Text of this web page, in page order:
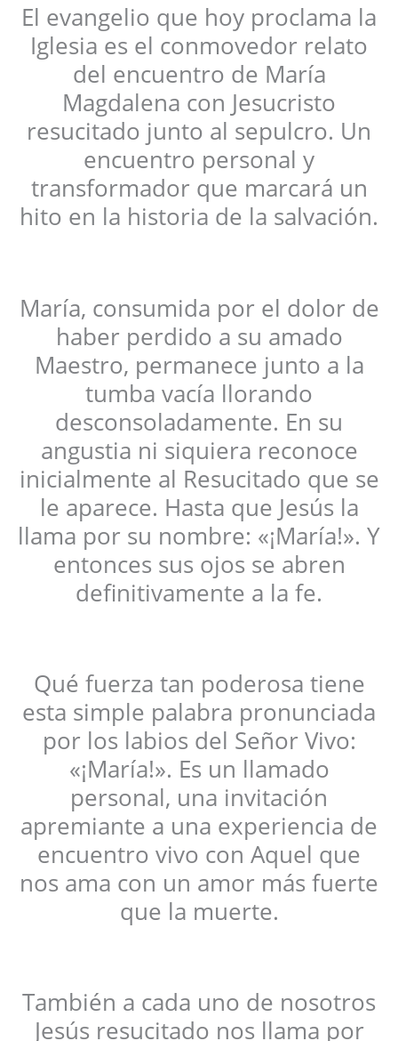
El evangelio que hoy proclama la
Iglesia es el conmovedor relato
del encuentro de María
Magdalena con Jesucristo
resucitado junto al sepulcro. Un
encuentro personal y
transformador que marcará un
hito en la historia de la salvación.
María, consumida por el dolor de
haber perdido a su amado
Maestro, permanece junto a la
tumba vacía llorando
desconsoladamente. En su
angustia ni siquiera reconoce
inicialmente al Resucitado que se
le aparece. Hasta que Jesús la
llama por su nombre: «¡María!». Y
entonces sus ojos se abren
definitivamente a la fe.
Qué fuerza tan poderosa tiene
esta simple palabra pronunciada
por los labios del Señor Vivo:
«¡María!». Es un llamado
personal, una invitación
apremiante a una experiencia de
encuentro vivo con Aquel que
nos ama con un amor más fuerte
que la muerte.
También a cada uno de nosotros
Jesús resucitado nos llama por